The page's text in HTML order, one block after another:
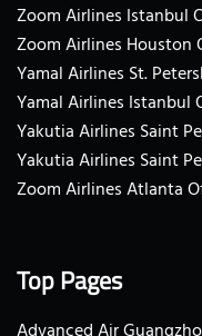
Zoom Airlines Istanbul
Zoom Airlines Houston
Yamal Airlines St.
Yamal Airlines Istanbul
Yakutia Airlines Saint
Yakutia Airlines Saint
Zoom Airlines Atlanta
Top Pages